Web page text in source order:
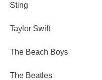
Sting
Taylor Swift
The Beach Boys
The Beatles